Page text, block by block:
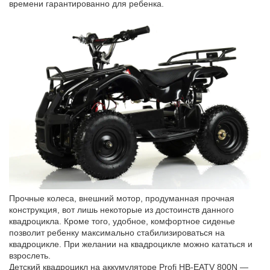
времени гарантированно для ребенка.
Прочные колеса, внешний мотор, продуманная прочная
конструкция, вот лишь некоторые из достоинств данного
квадроцикла. Кроме того, удобное, комфортное сиденье
позволит ребенку максимально стабилизироваться на
квадроцикле. При желании на квадроцикле можно кататься и
взрослеть.
Детский квадроцикл на аккумуляторе Profi HB-EATV 800N —